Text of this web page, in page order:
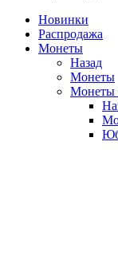
Новинки
Распродажа
Монеты
Назад
Монеты
Монеты